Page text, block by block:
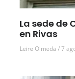
La sede de
en Rivas
Leire Olmeda 7